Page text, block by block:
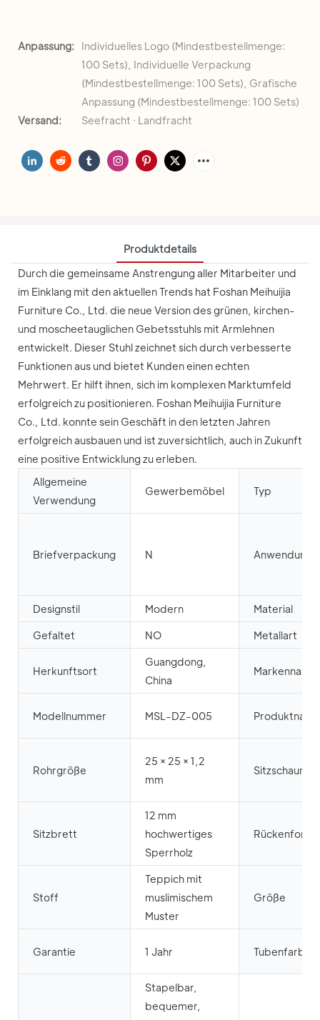
Anpassung:
Individuelles Logo (Mindestbestellmenge:
100 Sets), Individuelle Verpackung
(Mindestbestellmenge: 100 Sets), Grafische
Anpassung (Mindestbestellmenge: 100 Sets)
Versand:
Seefracht · Landfracht
Produktdetails
Durch die gemeinsame Anstrengung aller Mitarbeiter und
im Einklang mit den aktuellen Trends hat Foshan Meihuijia
Furniture Co., Ltd. die neue Version des grünen, kirchen-
und moscheetauglichen Gebetsstuhls mit Armlehnen
entwickelt. Dieser Stuhl zeichnet sich durch verbesserte
Funktionen aus und bietet Kunden einen echten
Mehrwert. Er hilft ihnen, sich im komplexen Marktumfeld
erfolgreich zu positionieren. Foshan Meihuijia Furniture
Co., Ltd. konnte sein Geschäft in den letzten Jahren
erfolgreich ausbauen und ist zuversichtlich, auch in Zukunft
eine positive Entwicklung zu erleben.
Allgemeine
Verwendung
Gewerbemöbel Typ
Briefverpackung N Anwendung
Designstil Modern Material
Gefaltet NO Metallart
Herkunftsort
Guangdong,
China
Markenname
Modellnummer MSL-DZ-005 Produktname
Rohrgröße
25 × 25 × 1,2
mm
Sitzschaum
Sitzbrett
12 mm
hochwertiges
Sperrholz
Rückenform
Stoff
Teppich mit
muslimischem
Muster
Größe
Garantie 1 Jahr Tubenfarbe
Stapelbar,
bequemer,